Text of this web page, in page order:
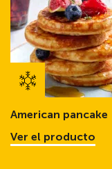
American pancake
Ver el producto